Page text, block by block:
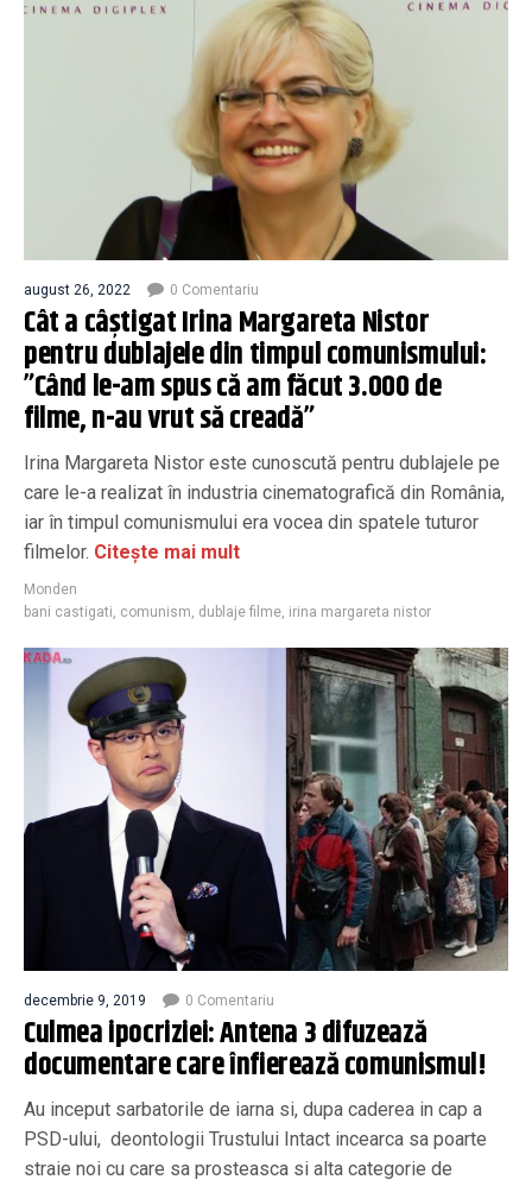
august 26, 2022 0 Comentariu
Cât a câștigat Irina Margareta Nistor
pentru dublajele din timpul comunismului:
”Când le-am spus că am făcut 3.000 de
filme, n-au vrut să creadă”
Irina Margareta Nistor este cunoscută pentru dublajele pe
care le-a realizat în industria cinematografică din România,
iar în timpul comunismului era vocea din spatele tuturor
filmelor. Citește mai mult
Monden
bani castigati, comunism, dublaje filme, irina margareta nistor
decembrie 9, 2019 0 Comentariu
Culmea ipocriziei: Antena 3 difuzează
documentare care înfierează comunismul!
Au inceput sarbatorile de iarna si, dupa caderea in cap a
PSD-ului, deontologii Trustului Intact incearca sa poarte
straie noi cu care sa prosteasca si alta categorie de